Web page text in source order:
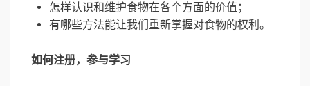
怎样认识和维护食物在各个方面的价值；
有哪些方法能让我们重新掌握对食物的权利。
如何注册，参与学习